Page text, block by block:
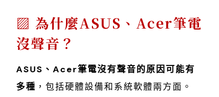
為什麼ASUS、Acer筆電
沒聲音？
ASUS、Acer筆電沒有聲音的原因可能有
多種 ，包括硬體設備和系統軟體兩方面。